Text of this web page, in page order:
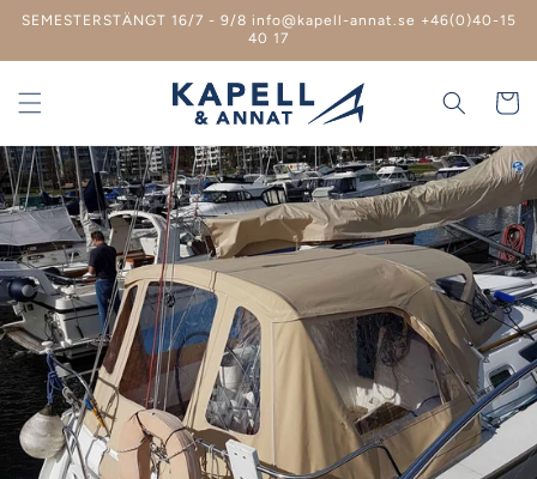
vidare
innehåll
SEMESTERSTÄNGT 16/7 - 9/8 info@kapell-annat.se +46(0)40-15
40 17